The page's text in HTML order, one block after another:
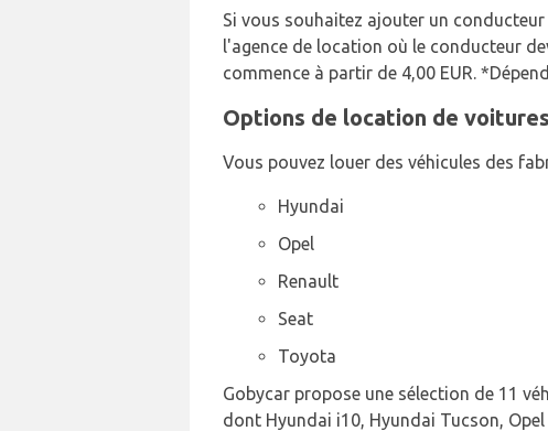
Si vous souhaitez ajouter un
l'agence de location où le conducteur
commence à partir de 4,00 EUR.
Options de location de
Vous pouvez louer des véhicules des
Hyundai
Opel
Renault
Seat
Toyota
Gobycar propose une sélection de 11
dont Hyundai i10, Hyundai Tucson,